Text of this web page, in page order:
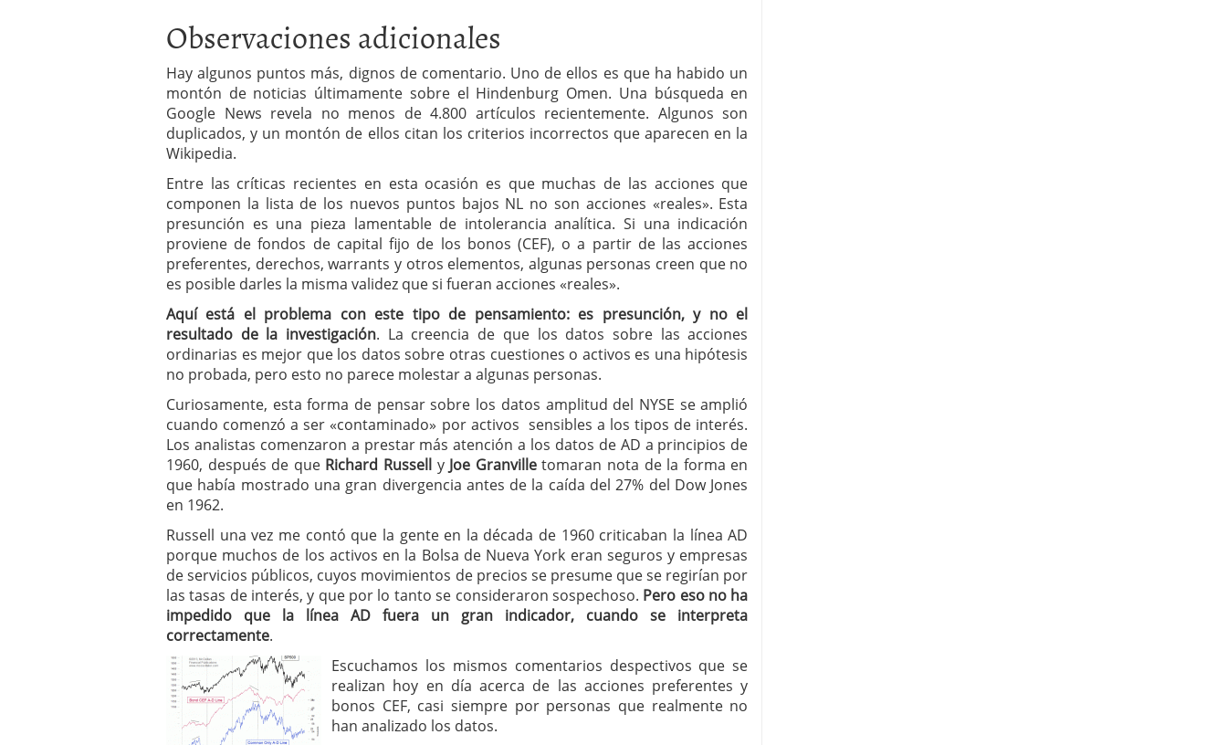
Observaciones adicionales
Hay algunos puntos más, dignos de comentario. Uno de ellos es que ha habido un
montón de noticias últimamente sobre el Hindenburg Omen. Una búsqueda en
Google News revela no menos de 4.800 artículos recientemente. Algunos son
duplicados, y un montón de ellos citan los criterios incorrectos que aparecen en la
Wikipedia.
Entre las críticas recientes en esta ocasión es que muchas de las acciones que
componen la lista de los nuevos puntos bajos NL no son acciones «reales». Esta
presunción es una pieza lamentable de intolerancia analítica. Si una indicación
proviene de fondos de capital fijo de los bonos (CEF), o a partir de las acciones
preferentes, derechos, warrants y otros elementos, algunas personas creen que no
es posible darles la misma validez que si fueran acciones «reales».
Aquí está el problema con este tipo de pensamiento: es presunción, y no el
resultado de la investigación. La creencia de que los datos sobre las acciones
ordinarias es mejor que los datos sobre otras cuestiones o activos es una hipótesis
no probada, pero esto no parece molestar a algunas personas.
Curiosamente, esta forma de pensar sobre los datos amplitud del NYSE se amplió
cuando comenzó a ser «contaminado» por activos sensibles a los tipos de interés.
Los analistas comenzaron a prestar más atención a los datos de AD a principios de
1960, después de queRichard Russell y Joe Granvilletomaran nota de la forma en
que había mostrado una gran divergencia antes de la caída del 27% del Dow Jones
en 1962.
Russell una vez me contó que la gente en la década de 1960 criticaban la línea AD
porque muchos de los activos en la Bolsa de Nueva York eran seguros y empresas
de servicios públicos, cuyos movimientos de precios se presume que se regirían por
las tasas de interés, y que por lo tanto se consideraron sospechoso. Pero eso no ha
impedido que la línea AD fuera un gran indicador, cuando se interpreta
correctamente.
Escuchamos los mismos comentarios despectivos que se
realizan hoy en día acerca de las acciones preferentes y
bonos CEF, casi siempre por personas que realmente no
han analizado los datos.